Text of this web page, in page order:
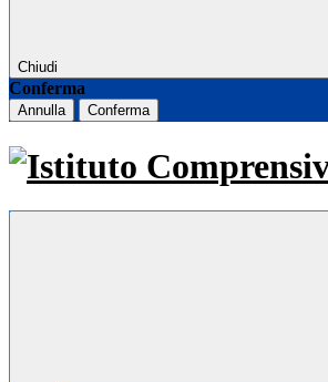
Chiudi
Conferma
Annulla Conferma